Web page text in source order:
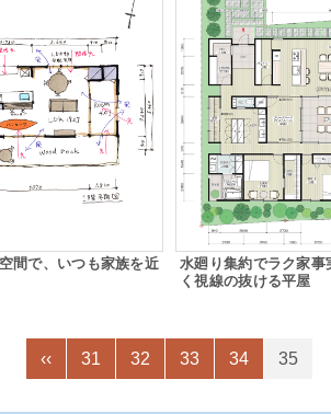
間で、いつも家族を近
水廻り集約でラク家事
く視線の抜ける平屋
‹‹ 31 32 33 34 35